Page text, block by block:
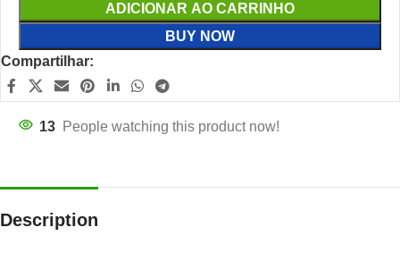
ADICIONAR AO CARRINHO
BUY NOW
Compartilhar:
13 People watching this product now!
Description